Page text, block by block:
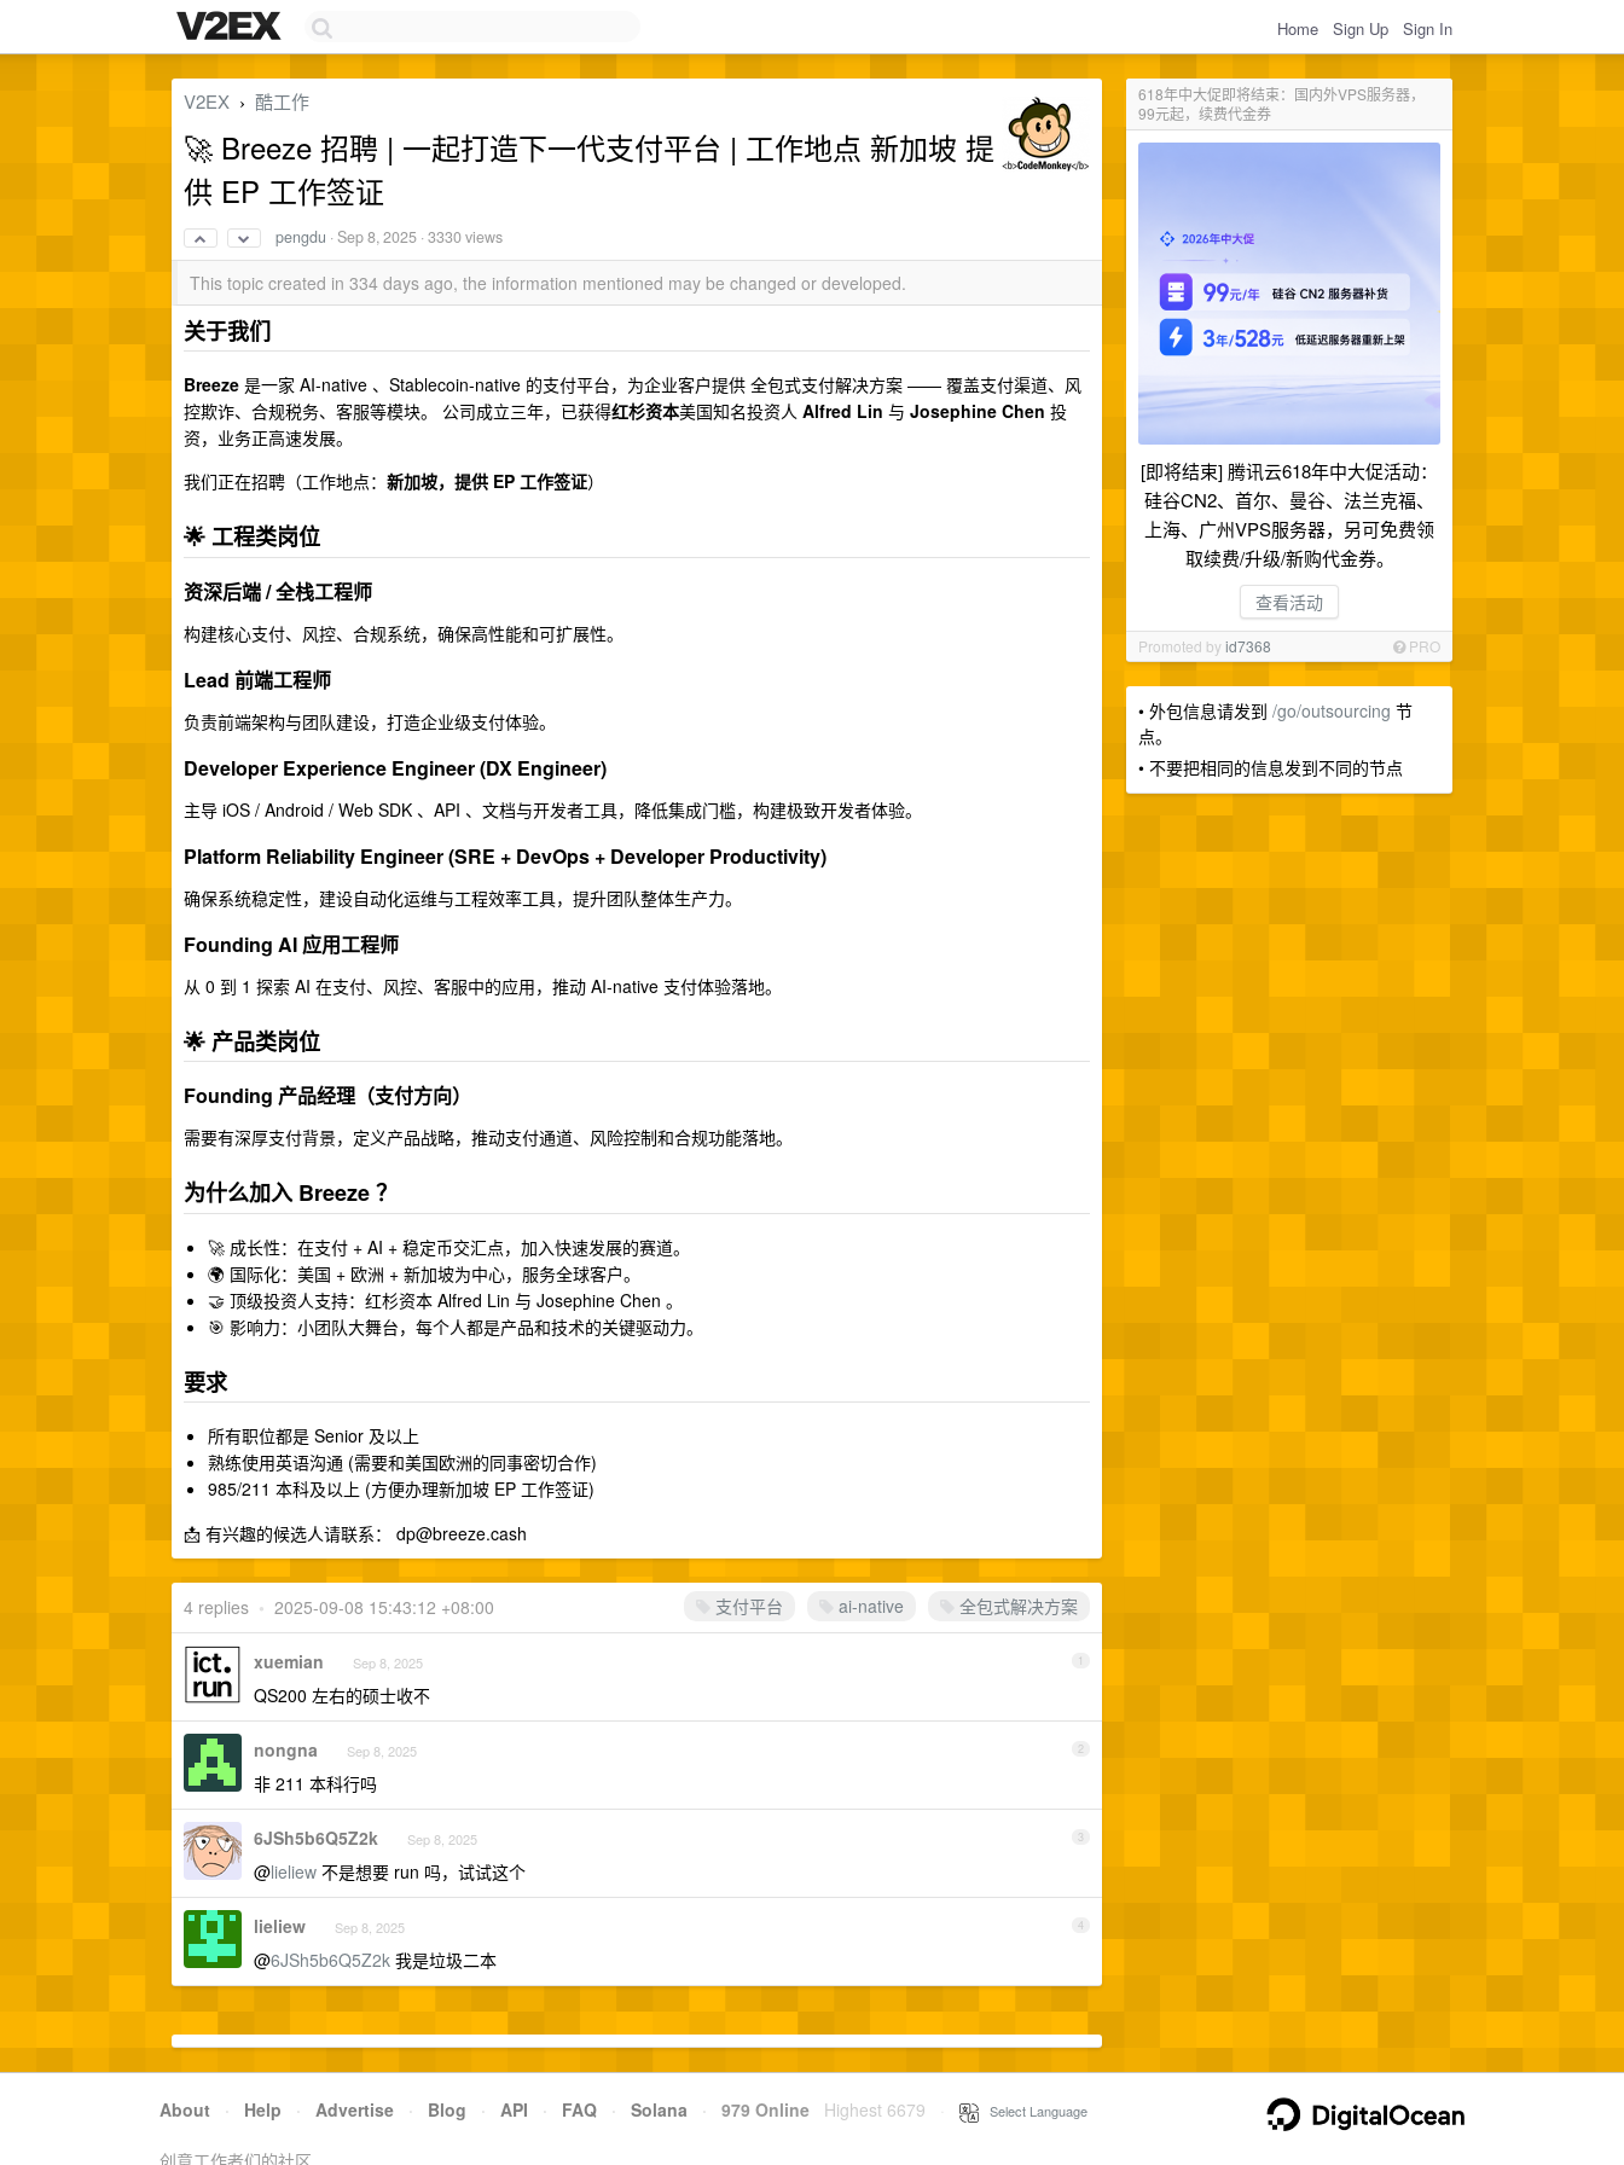
Home Sign Up Sign In
618年中大促即将结束：国内外VPS服务器，
99元起，续费代金券
[即将结束] 腾讯云618年中大促活动：
硅谷CN2、首尔、曼谷、法兰克福、
上海、广州VPS服务器，另可免费领
取续费/升级/新购代金券。
查看活动
Promoted byid7368 PRO
• 外包信息请发到 /go/outsourcing 节
点。
• 不要把相同的信息发到不同的节点
V2EX › 酷工作
🚀 Breeze 招聘 | 一起打造下一代支付平台 | 工作地点 新加坡 提
供 EP 工作签证
pengdu ·Sep 8, 2025 · 3330 views
This topic created in 334 days ago, the information mentioned may be changed or developed.
关于我们
Breeze 是一家 AI-native 、Stablecoin-native 的支付平台，为企业客户提供 全包式支付解决方案 —— 覆盖支付渠道、风
控欺诈、合规税务、客服等模块。 公司成立三年，已获得红杉资本美国知名投资人 Alfred Lin 与 Josephine Chen 投
资，业务正高速发展。
我们正在招聘（工作地点： 新加坡，提供 EP 工作签证）
🌟 工程类岗位
资深后端 / 全栈工程师
构建核心支付、风控、合规系统，确保高性能和可扩展性。
Lead 前端工程师
负责前端架构与团队建设，打造企业级支付体验。
Developer Experience Engineer (DX Engineer)
主导 iOS / Android / Web SDK 、API 、文档与开发者工具，降低集成门槛，构建极致开发者体验。
Platform Reliability Engineer (SRE + DevOps + Developer Productivity)
确保系统稳定性，建设自动化运维与工程效率工具，提升团队整体生产力。
Founding AI 应用工程师
从 0 到 1 探索 AI 在支付、风控、客服中的应用，推动 AI-native 支付体验落地。
🌟 产品类岗位
Founding 产品经理（支付方向）
需要有深厚支付背景，定义产品战略，推动支付通道、风险控制和合规功能落地。
为什么加入 Breeze ？
🚀 成长性：在支付 + AI + 稳定币交汇点，加入快速发展的赛道。
🌍 国际化：美国 + 欧洲 + 新加坡为中心，服务全球客户。
🤝 顶级投资人支持：红杉资本 Alfred Lin 与 Josephine Chen 。
🎯 影响力：小团队大舞台，每个人都是产品和技术的关键驱动力。
要求
所有职位都是 Senior 及以上
熟练使用英语沟通 (需要和美国欧洲的同事密切合作)
985/211 本科及以上 (方便办理新加坡 EP 工作签证)
📩 有兴趣的候选人请联系： dp@breeze.cash
支付平台 ai-native 全包式解决方案
4 replies • 2025-09-08 15:43:12 +08:00
1
xuemian Sep 8, 2025
QS200 左右的硕士收不
2
nongna Sep 8, 2025
非 211 本科行吗
3
6JSh5b6Q5Z2k Sep 8, 2025
@lieliew 不是想要 run 吗，试试这个
4
lieliew Sep 8, 2025
@6JSh5b6Q5Z2k 我是垃圾二本
About · Help · Advertise · Blog · API · FAQ · Solana · 979 Online Highest 6679 Select Language
创意工作者们的社区